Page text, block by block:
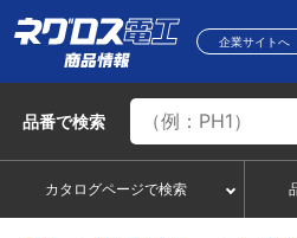
企業サイトへ
品番で検索
カタログページで検索